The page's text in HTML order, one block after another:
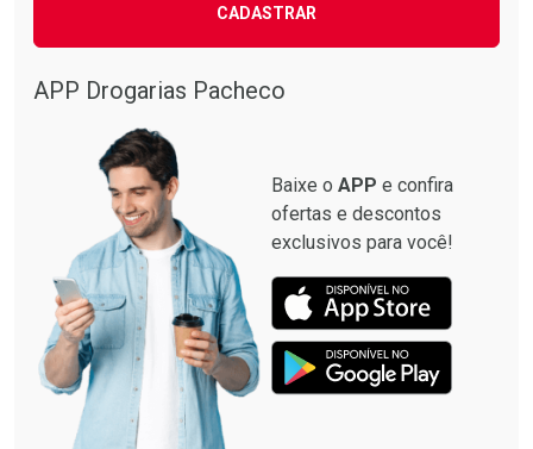
CADASTRAR
APP Drogarias Pacheco
Baixe o APP e confira
ofertas e descontos
exclusivos para você!